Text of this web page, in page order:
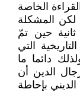
الخاصة
لكن المشكلة
حين تمّ
التي
دائما ما
الدين أن
بإحاطة